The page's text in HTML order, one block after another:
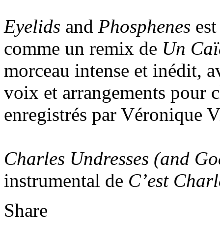
Eyelids and Phosphenes
comme un remix de Un
morceau intense et inédit,
voix et arrangements pour
enregistrés par Véronique
Charles Undresses (and
instrumental de C’est
Share